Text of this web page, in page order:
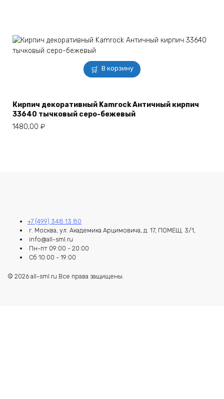
В корзину
Кирпич декоративный Kamrock Античный кирпич
33640 тычковый серо-бежевый
1480,00 ₽
+7 (499) 348 13 80
г. Москва, ул. Академика Арцимовича, д. 17, ПОМЕЩ. 3/1,
info@all-sml.ru
Пн-пт 09:00 - 20:00
Сб 10:00 - 19:00
© 2026 all-sml.ru Все права защищены.